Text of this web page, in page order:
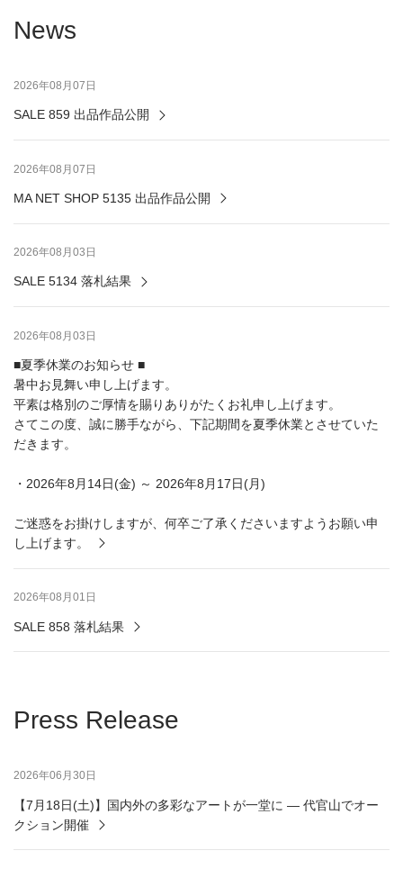
News
2026年08月07日
SALE 859 出品作品公開
2026年08月07日
MA NET SHOP 5135 出品作品公開
2026年08月03日
SALE 5134 落札結果
2026年08月03日
■夏季休業のお知らせ ■
暑中お見舞い申し上げます。
平素は格別のご厚情を賜りありがたくお礼申し上げます。
さてこの度、誠に勝手ながら、下記期間を夏季休業とさせていた
だきます。
・2026年8月14日(金) ～ 2026年8月17日(月)
ご迷惑をお掛けしますが、何卒ご了承くださいますようお願い申
し上げます。
2026年08月01日
SALE 858 落札結果
Press Release
2026年06月30日
【7月18日(土)】国内外の多彩なアートが一堂に ― 代官山でオー
クション開催